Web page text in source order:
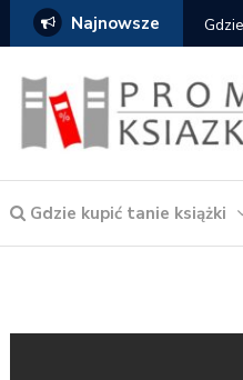
Najnowsze
Gdzie kupić tanie książki